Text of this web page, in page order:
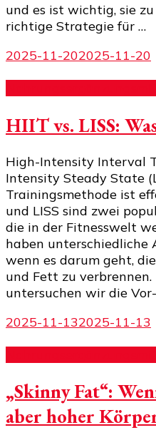
und es ist wichtig, sie
richtige Strategie für …
2025-11-202025-11-20
HIIT vs. LISS:
High-Intensity Interval
Intensity Steady State
Trainingsmethode ist
und LISS sind zwei
die in der Fitnesswelt
haben unterschiedliche
wenn es darum geht,
und Fett zu
untersuchen wir die
2025-11-132025-11-13
„Skinny Fat“:
aber hoher